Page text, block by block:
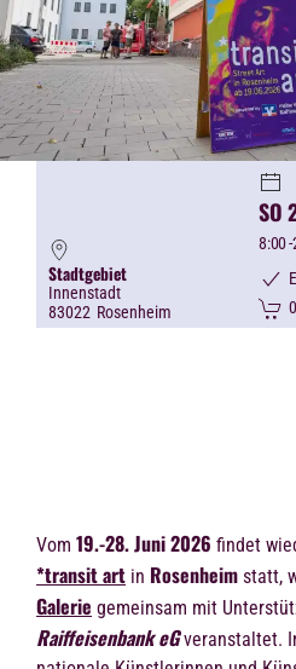
Stadtgebiet
Innenstadt
83022 Rosenheim
SO
8:00
Vom 19.-28. Juni 2026 findet
*transit art in Rosenheim statt,
Galerie gemeinsam mit
Raiffeisenbank eGveranstaltet.